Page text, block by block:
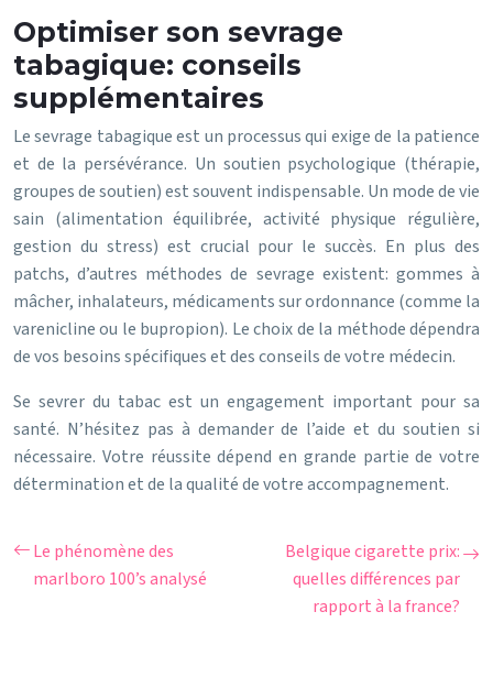
Optimiser son sevrage
tabagique: conseils
supplémentaires
Le sevrage tabagique est un processus qui exige de la patience
et de la persévérance. Un soutien psychologique (thérapie,
groupes de soutien) est souvent indispensable. Un mode de vie
sain (alimentation équilibrée, activité physique régulière,
gestion du stress) est crucial pour le succès. En plus des
patchs, d’autres méthodes de sevrage existent: gommes à
mâcher, inhalateurs, médicaments sur ordonnance (comme la
varenicline ou le bupropion). Le choix de la méthode dépendra
de vos besoins spécifiques et des conseils de votre médecin.
Se sevrer du tabac est un engagement important pour sa
santé. N’hésitez pas à demander de l’aide et du soutien si
nécessaire. Votre réussite dépend en grande partie de votre
détermination et de la qualité de votre accompagnement.
Le phénomène des
marlboro 100’s analysé
Belgique cigarette prix:
quelles différences par
rapport à la france?